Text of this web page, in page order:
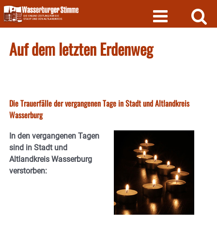
Skip
to
content
Auf dem letzten Erdenweg
Die Trauerfälle der vergangenen Tage in Stadt und Altlandkreis
Wasserburg
In den vergangenen Tagen
sind in Stadt und
Altlandkreis Wasserburg
verstorben: